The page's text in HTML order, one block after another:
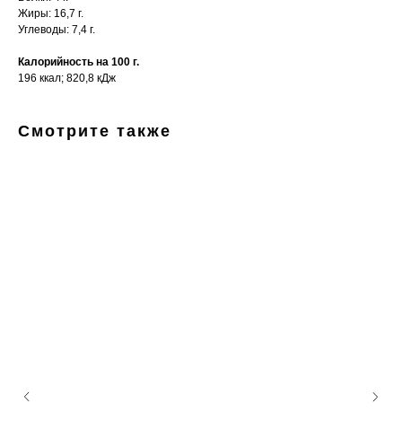
Жиры: 16,7 г.
Углеводы: 7,4 г.
Калорийность на 100 г.
196 ккал; 820,8 кДж
Смотрите также